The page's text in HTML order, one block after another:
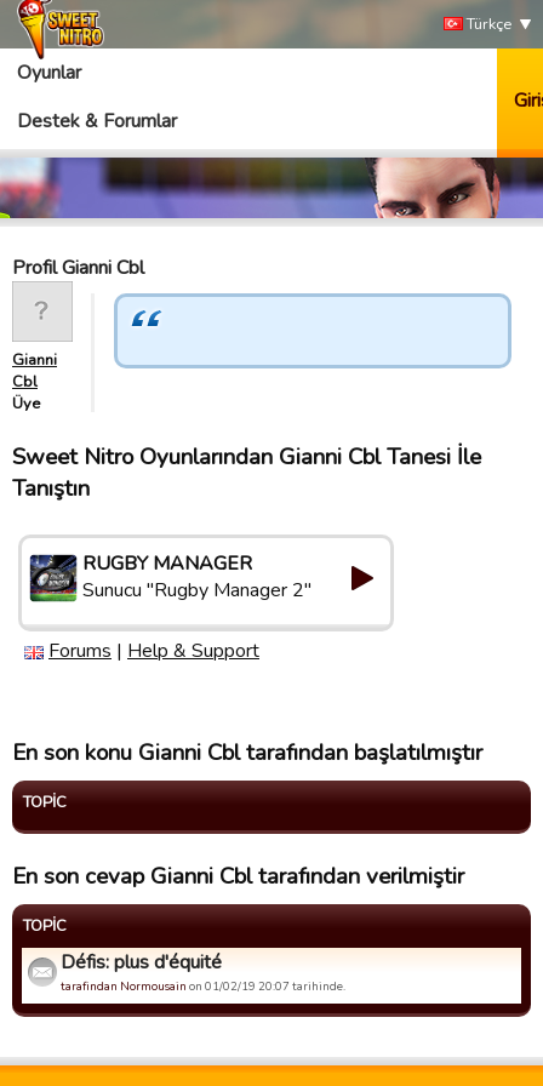
Türkçe
Oyunlar
Destek & Forumlar
Profil Gianni Cbl
Gianni
Cbl
Üye
Sweet Nitro Oyunlarından Gianni Cbl Tanesi İle
Tanıştın
RUGBY MANAGER
Sunucu "Rugby Manager 2"
Forums | Help & Support
En son konu Gianni Cbl tarafından başlatılmıştır
TOPIC
En son cevap Gianni Cbl tarafından verilmiştir
TOPIC
Défis: plus d'équité
tarafindan Normousain on 01/02/19 20:07 tarihinde.